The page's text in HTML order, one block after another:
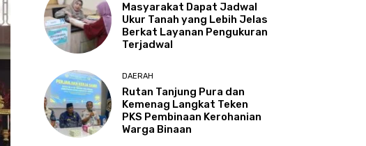
Masyarakat Dapat Jadwal
Ukur Tanah yang Lebih Jelas
Berkat Layanan Pengukuran
Terjadwal
DAERAH
Rutan Tanjung Pura dan
Kemenag Langkat Teken
PKS Pembinaan Kerohanian
Warga Binaan